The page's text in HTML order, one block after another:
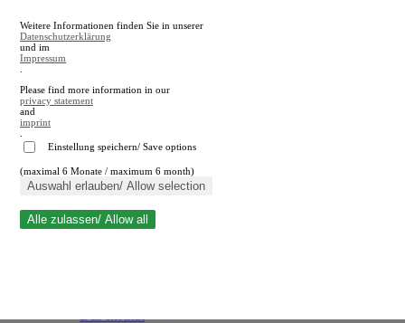
A
A
Suche schließen
Weitere Informationen finden Sie in unserer
Datenschutzerklärung
und im
Impressum
Please find more information in our
privacy statement
and
imprint
Einstellung speichern/ Save options
(maximal 6 Monate / maximum 6 month)
Auswahl erlauben/ Allow selection
Alle zulassen/ Allow all